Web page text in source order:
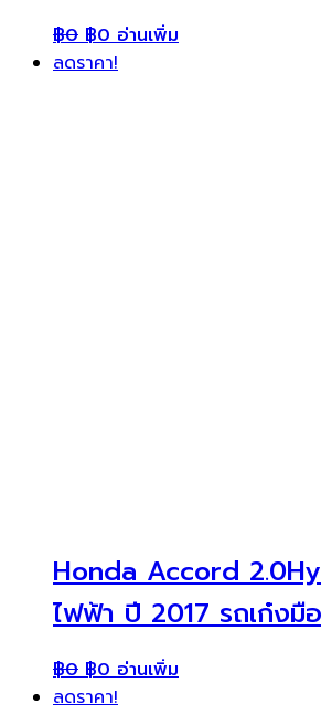
฿0 ฿0 อ่านเพิ่ม
ลดราคา!
Honda Accord
ไฟฟ้า ปี 2017 รถเก๋งมื
฿0 ฿0 อ่านเพิ่ม
ลดราคา!